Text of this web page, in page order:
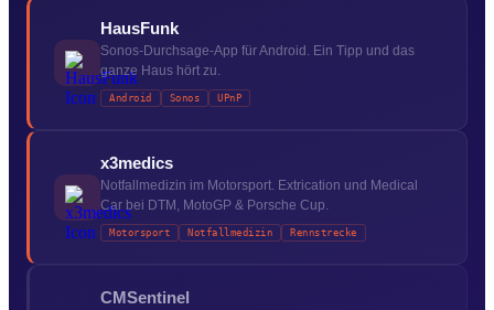
HausFunk
Sonos-Durchsage-App für Android. Ein Tipp und das
ganze Haus hört zu.
Android Sonos UPnP
x3medics
Notfallmedizin im Motorsport. Extrication und Medical
Car bei DTM, MotoGP & Porsche Cup.
Motorsport Notfallmedizin Rennstrecke
CMSentinel